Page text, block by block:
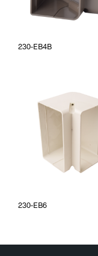
230-EB4B
230-EB6